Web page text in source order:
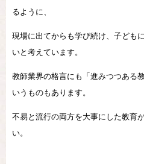
るように、
現場に出てからも学び続け、子ども
いと考えています。
教師業界の格言にも「進みつつある
いうものもあります。
不易と流行の両方を大事にした教育
い。